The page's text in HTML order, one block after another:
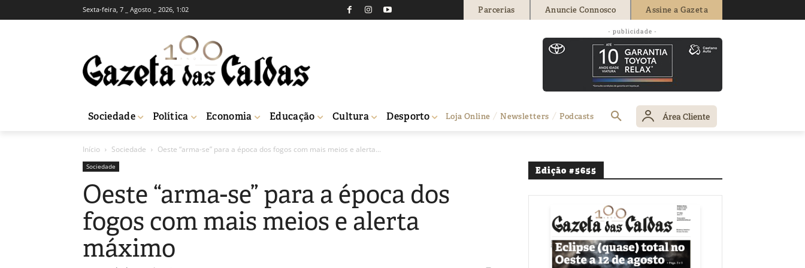
Sexta-feira, 7 _ Agosto _ 2026, 1:02 Parcerias Anuncie Connosco Assine a Gazeta
- publicidade -
Sociedade Política Economia Educação Cultura Desporto Loja Online Newsletters Podcasts Área Cliente
Início Sociedade Oeste “arma-se” para a época dos fogos com mais meios e alerta...
Sociedade
Oeste “arma-se” para a época dos
fogos com mais meios e alerta
máximo
Edição #5655